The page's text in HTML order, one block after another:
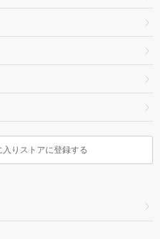
入りストアに登録する